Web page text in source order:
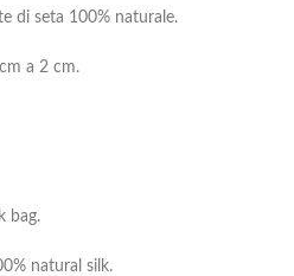
di seta 100% naturale.
a 2 cm.
bag.
natural silk.